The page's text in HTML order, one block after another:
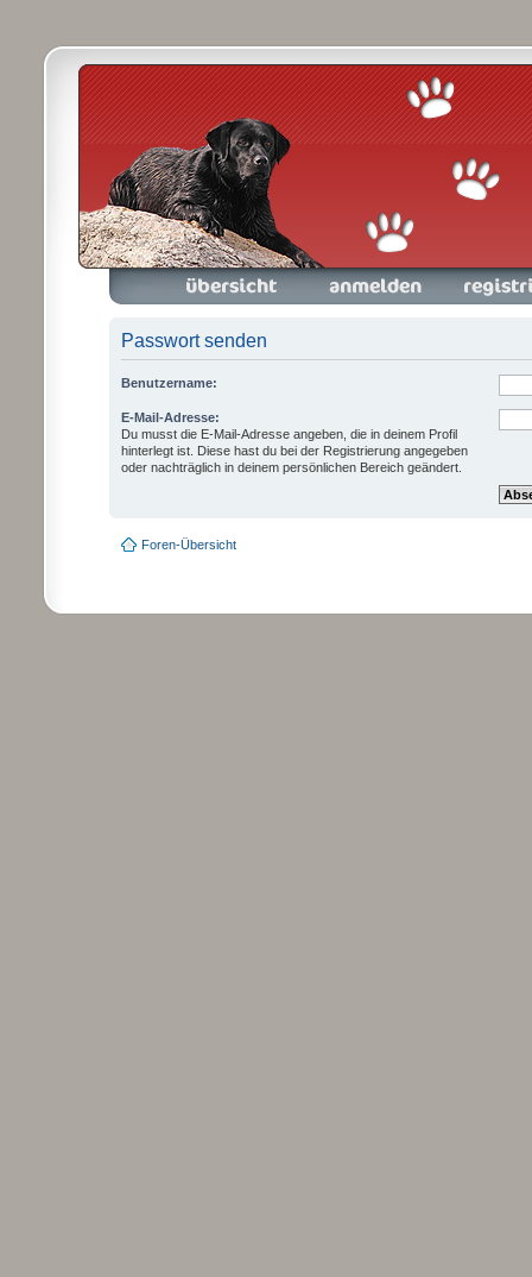
Foren-Übersicht Anmelden Registrieren
Passwort senden
Benutzername:
E-Mail-Adresse:
Du musst die E-Mail-Adresse angeben, die in deinem Profil
hinterlegt ist. Diese hast du bei der Registrierung angegeben
oder nachträglich in deinem persönlichen Bereich geändert.
Foren-Übersicht